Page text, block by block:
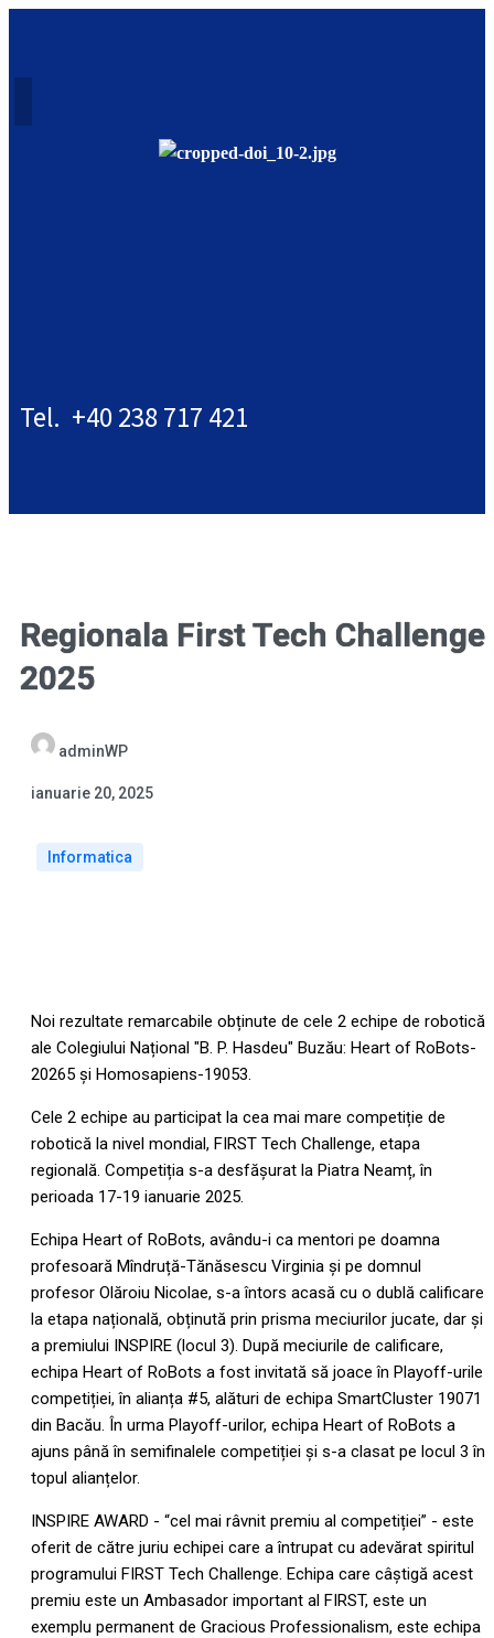
Tel. +40 238 717 421
Regionala First Tech Challenge
2025
adminWP
ianuarie 20, 2025
Informatica
Noi rezultate remarcabile obținute de cele 2 echipe de robotică
ale Colegiului Național "B. P. Hasdeu" Buzău: Heart of RoBots-
20265 și Homosapiens-19053.
Cele 2 echipe au participat la cea mai mare competiție de
robotică la nivel mondial, FIRST Tech Challenge, etapa
regională. Competiția s-a desfășurat la Piatra Neamț, în
perioada 17-19 ianuarie 2025.
Echipa Heart of RoBots, avându-i ca mentori pe doamna
profesoară Mîndruță-Tănăsescu Virginia și pe domnul
profesor Olăroiu Nicolae, s-a întors acasă cu o dublă calificare
la etapa națională, obținută prin prisma meciurilor jucate, dar și
a premiului INSPIRE (locul 3). După meciurile de calificare,
echipa Heart of RoBots a fost invitată să joace în Playoff-urile
competiției, în alianța #5, alături de echipa SmartCluster 19071
din Bacău. În urma Playoff-urilor, echipa Heart of RoBots a
ajuns până în semifinalele competiției și s-a clasat pe locul 3 în
topul alianțelor.
INSPIRE AWARD - “cel mai râvnit premiu al competiției” - este
oferit de către juriu echipei care a întrupat cu adevărat spiritul
programului FIRST Tech Challenge. Echipa care câștigă acest
premiu este un Ambasador important al FIRST, este un
exemplu permanent de Gracious Professionalism, este echipa